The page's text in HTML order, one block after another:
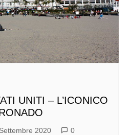
UNITI – L’ICONICO
2020 0